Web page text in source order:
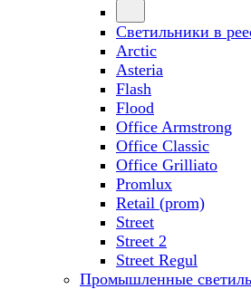
Светильники в
Arctic
Asteria
Flash
Flood
Office Armstrong
Office Classic
Office Grilliato
Promlux
Retail (prom)
Street
Street 2
Street Regul
Промышленные